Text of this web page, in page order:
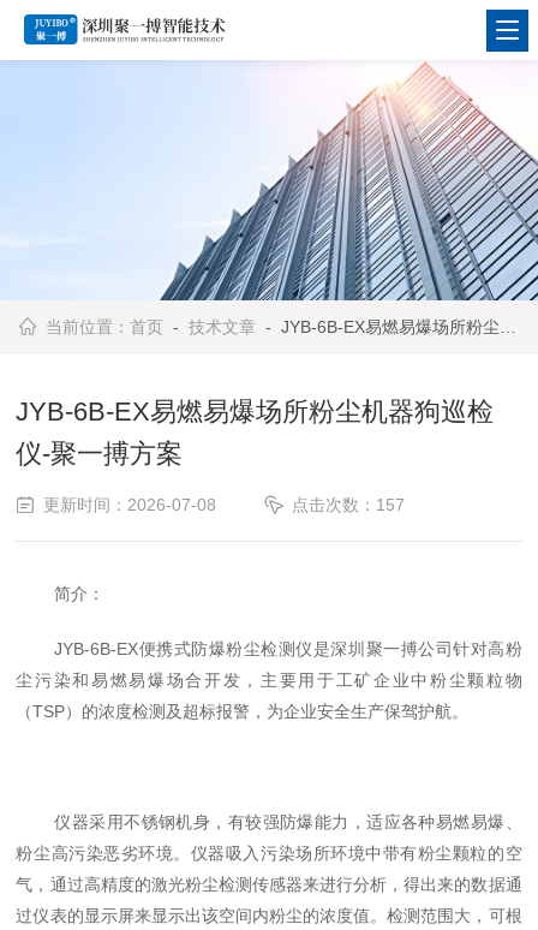
当前位置：首页 -技术文章 - JYB-6B-EX易燃易爆场所粉尘机器狗巡检仪-聚一搏方案
JYB-6B-EX易燃易爆场所粉尘机器狗巡检
仪-聚一搏方案
更新时间：2026-07-08 点击次数：157
简介：
JYB-6B-EX便携式防爆粉尘检测仪是深圳聚一搏公司针对高粉
尘污染和易燃易爆场合开发，主要用于工矿企业中粉尘颗粒物
（TSP）的浓度检测及超标报警，为企业安全生产保驾护航。
仪器采用不锈钢机身，有较强防爆能力，适应各种易燃易爆、
粉尘高污染恶劣环境。仪器吸入污染场所环境中带有粉尘颗粒的空
气，通过高精度的激光粉尘检测传感器来进行分析，得出来的数据通
过仪表的显示屏来显示出该空间内粉尘的浓度值。检测范围大，可根